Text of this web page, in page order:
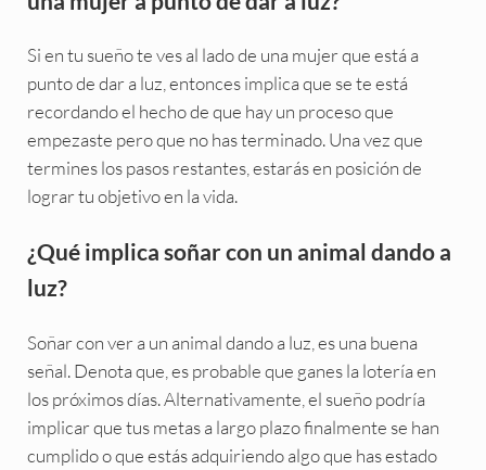
Si en tu sueño te ves al lado de una mujer que está a
punto de dar a luz, entonces implica que se te está
recordando el hecho de que hay un proceso que
empezaste pero que no has terminado. Una vez que
termines los pasos restantes, estarás en posición de
lograr tu objetivo en la vida.
¿Qué implica soñar con un animal dando a
luz?
Soñar con ver a un animal dando a luz, es una buena
señal. Denota que, es probable que ganes la lotería en
los próximos días. Alternativamente, el sueño podría
implicar que tus metas a largo plazo finalmente se han
cumplido o que estás adquiriendo algo que has estado